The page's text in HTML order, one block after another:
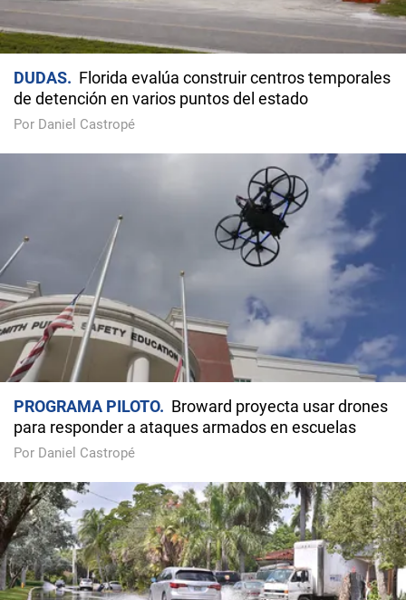
DUDAS
Florida evalúa construir centros temporales
de detención en varios puntos del estado
Por Daniel Castropé
PROGRAMA PILOTO
Broward proyecta usar drones
para responder a ataques armados en escuelas
Por Daniel Castropé